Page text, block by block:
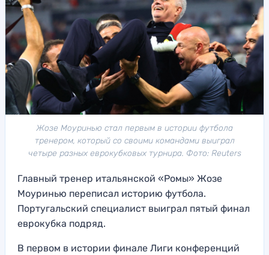
Жозе Моуринью стал первым в истории футбола
тренером, который со своими командами выиграл
четыре разных еврокубковых турнира. Фото: Reuters
Главный тренер итальянской «Ромы» Жозе
Моуринью переписал историю футбола.
Португальский специалист выиграл пятый финал
еврокубка подряд.
В первом в истории финале Лиги конференций